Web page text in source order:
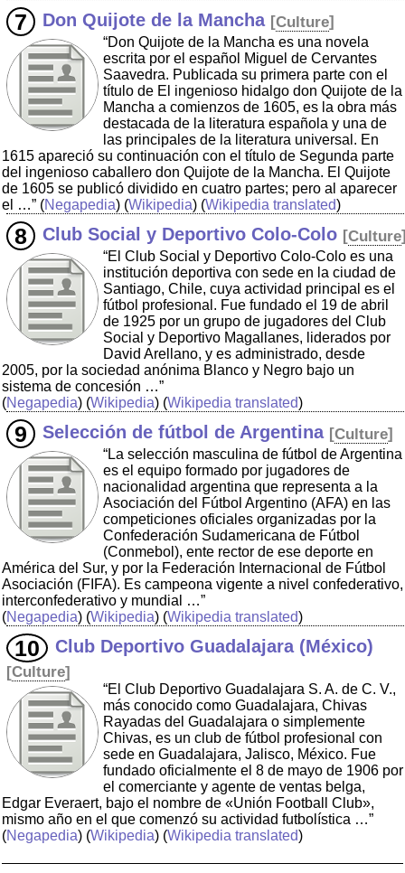
Don Quijote de la Mancha [Culture]
“Don Quijote de la Mancha es una novela
escrita por el español Miguel de Cervantes
Saavedra. Publicada su primera parte con el
título de El ingenioso hidalgo don Quijote de la
Mancha a comienzos de 1605, es la obra más
destacada de la literatura española y una de
las principales de la literatura universal. En
1615 apareció su continuación con el título de Segunda parte
del ingenioso caballero don Quijote de la Mancha. El Quijote
de 1605 se publicó dividido en cuatro partes; pero al aparecer
el …” (Negapedia) (Wikipedia) (Wikipedia translated)
Club Social y Deportivo Colo-Colo [Culture
“El Club Social y Deportivo Colo-Colo es una
institución deportiva con sede en la ciudad de
Santiago, Chile, cuya actividad principal es el
fútbol profesional. Fue fundado el 19 de abril
de 1925 por un grupo de jugadores del Club
Social y Deportivo Magallanes, liderados por
David Arellano, y es administrado, desde
2005, por la sociedad anónima Blanco y Negro bajo un
sistema de concesión …”
(Negapedia) (Wikipedia) (Wikipedia translated)
Selección de fútbol de Argentina [Culture]
“La selección masculina de fútbol de Argentina
es el equipo formado por jugadores de
nacionalidad argentina que representa a la
Asociación del Fútbol Argentino (AFA) en las
competiciones oficiales organizadas por la
Confederación Sudamericana de Fútbol
(Conmebol), ente rector de ese deporte en
América del Sur, y por la Federación Internacional de Fútbol
Asociación (FIFA). Es campeona vigente a nivel confederativo,
interconfederativo y mundial …”
(Negapedia) (Wikipedia) (Wikipedia translated)
Club Deportivo Guadalajara (México)
[Culture]
“El Club Deportivo Guadalajara S. A. de C. V.,
más conocido como Guadalajara, Chivas
Rayadas del Guadalajara o simplemente
Chivas, es un club de fútbol profesional con
sede en Guadalajara, Jalisco, México. Fue
fundado oficialmente el 8 de mayo de 1906 por
el comerciante y agente de ventas belga,
Edgar Everaert, bajo el nombre de «Unión Football Club»,
mismo año en el que comenzó su actividad futbolística …”
(Negapedia) (Wikipedia) (Wikipedia translated)